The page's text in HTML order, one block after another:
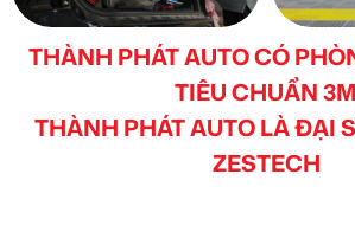
THÀNH PHÁT AUTO CÓ
TIÊU CHUẨN 3M
THÀNH PHÁT AUTO LÀ ĐẠI
ZESTECH